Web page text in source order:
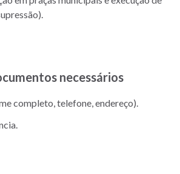
necessários
completo, telefone, endereço).